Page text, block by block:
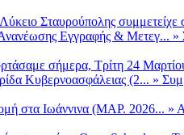
Σταυρούπολης
Εγγραφής & Μετεγ... »
σήμερα, Τρίτη 24
Κυβερνοασφάλειας (2... »
στα Ιωάννινα (ΜΑΡ. 2026... »